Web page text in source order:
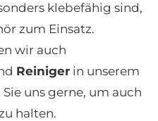
klebefähig sind,
zum Einsatz.
wir auch
Reiniger in unserem
uns gerne, um auch
halten.